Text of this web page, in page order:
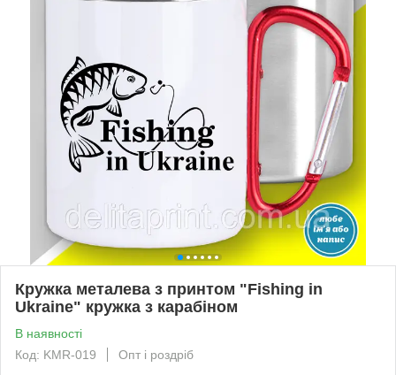
Кружка металева з принтом "Fishing in
Ukraine" кружка з карабіном
В наявності
Код: KMR-019
Опт і роздріб